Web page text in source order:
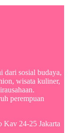
dari sosial budaya,
wisata kuliner,
perempuan
Kav 24-25 Jakarta